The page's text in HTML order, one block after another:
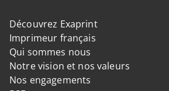
Découvrez Exaprint
Imprimeur français
Qui sommes nous
Notre vision et nos valeurs
Nos engagements